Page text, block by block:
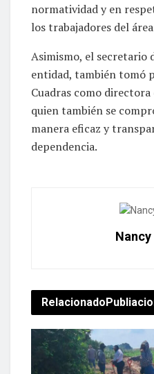
normatividad y en
los trabajadores del
Asimismo, el secretario
entidad, también tomó
Cuadras como directora
quien también se
manera eficaz y
dependencia.
Relacionado